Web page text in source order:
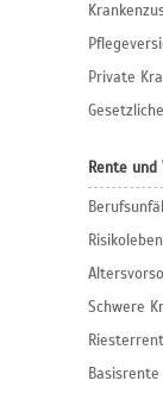
Private
Rente
Schwere
Basisrente